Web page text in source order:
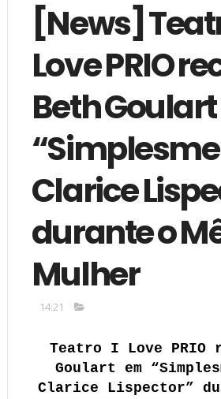
[News]
Love PRIO
Beth
Clarice
durante o
Mulher
14:21
Teatro I Love PRIO
Goulart em
Clarice Lispector”